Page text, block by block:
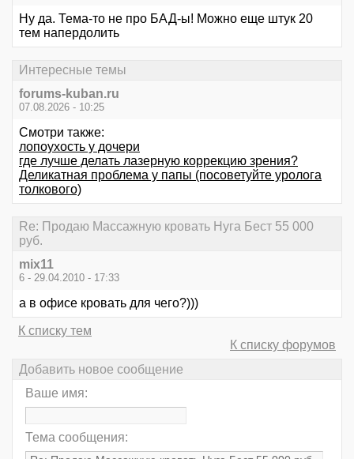
Ну да. Тема-то не про БАД-ы! Можно еще штук 20
тем напердолить
Интересные темы
forums-kuban.ru
07.08.2026 - 10:25
Смотри также:
лопоухость у дочери
где лучше делать лазерную коррекцию зрения?
Деликатная проблема у папы (посоветуйте уролога
толкового)
Re: Продаю Массажную кровать Нуга Бест 55 000
руб.
mix11
6 - 29.04.2010 - 17:33
а в офисе кровать для чего?)))
К списку тем
К списку форумов
Добавить новое сообщение
Ваше имя:
Тема сообщения: